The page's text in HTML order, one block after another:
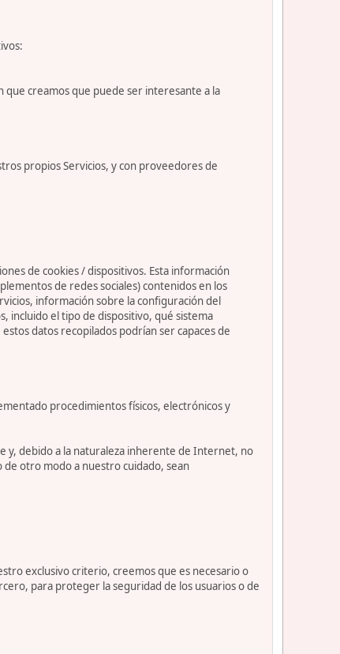
creamos que puede ser interesante a la
propios Servicios, y con proveedores de
de cookies / dispositivos. Esta información
de redes sociales) contenidos en los
información sobre la configuración del
incluido el tipo de dispositivo, qué sistema
datos recopilados podrían ser capaces de
procedimientos físicos, electrónicos y
y, debido a la naturaleza inherente de Internet, no
otro modo a nuestro cuidado, sean
exclusivo criterio, creemos que es necesario o
para proteger la seguridad de los usuarios o de